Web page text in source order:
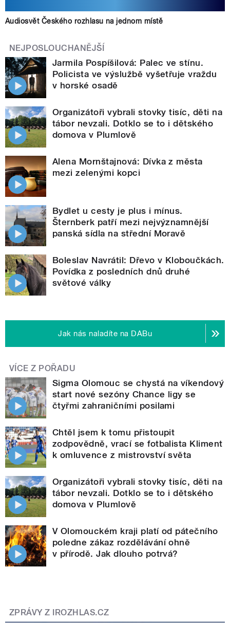
Audiosvět Českého rozhlasu na jednom místě
NEJPOSLOUCHANĚJŠÍ
Jarmila Pospíšilová: Palec ve stínu.
Policista ve výslužbě vyšetřuje vraždu
v horské osadě
Organizátoři vybrali stovky tisíc, děti na
tábor nevzali. Dotklo se to i dětského
domova v Plumlově
Alena Mornštajnová: Dívka z města
mezi zelenými kopci
Bydlet u cesty je plus i mínus.
Šternberk patří mezi nejvýznamnější
panská sídla na střední Moravě
Boleslav Navrátil: Dřevo v Kloboučkách.
Povídka z posledních dnů druhé
světové války
Jak nás naladíte na DABu
VÍCE Z POŘADU
Sigma Olomouc se chystá na víkendový
start nové sezóny Chance ligy se
čtyřmi zahraničními posilami
Chtěl jsem k tomu přistoupit
zodpovědně, vrací se fotbalista Kliment
k omluvence z mistrovství světa
Organizátoři vybrali stovky tisíc, děti na
tábor nevzali. Dotklo se to i dětského
domova v Plumlově
V Olomouckém kraji platí od pátečního
poledne zákaz rozdělávání ohně
v přírodě. Jak dlouho potrvá?
ZPRÁVY Z IROZHLAS.CZ